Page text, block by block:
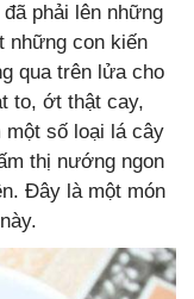
phải lên những
những con kiến
qua trên lửa cho
to, ớt thật cay,
một số loại lá cây
thị nướng ngon
Đây là một món